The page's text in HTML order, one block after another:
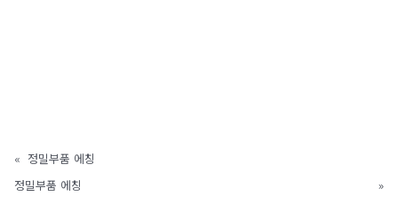
« 정밀부품 에칭
정밀부품 에칭
»